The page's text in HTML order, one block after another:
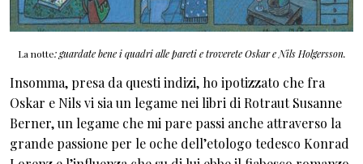
La notte: guardate bene i quadri alle pareti e troverete Oskar e Nils Holgersson.
Insomma, presa da questi indizi, ho ipotizzato che fra
Oskar e Nils vi sia un legame nei libri di Rotraut Susanne
Berner, un legame che mi pare passi anche attraverso la
grande passione per le oche dell’etologo tedesco Konrad